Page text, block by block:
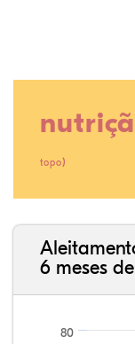
topo)
6 meses
80
8,94%
0,06%
0,31%
9,07%
3,62%
0,11%
2,54%
5,72%